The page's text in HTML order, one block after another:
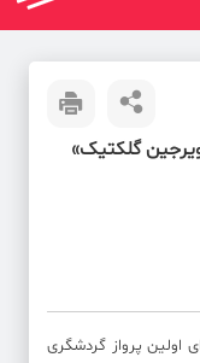
گلکتیک»
اولین پرواز گردشگری